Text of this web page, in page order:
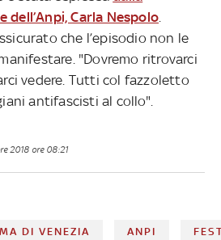
dell’Anpi, Carla Nespolo
che l’episodio non le
"Dovremo ritrovarci
vedere. Tutti col fazzoletto
antifascisti al collo".
2018 ore 08:21
DI VENEZIA ANPI